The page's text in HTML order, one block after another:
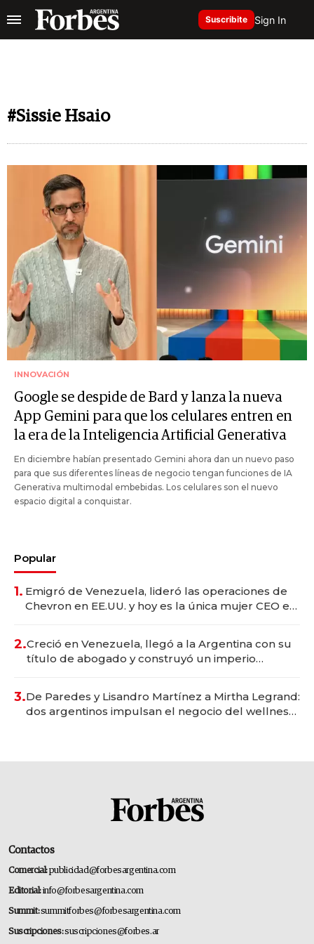
Suscribite Sign In
#Sissie Hsaio
INNOVACIÓN
Google se despide de Bard y lanza la nueva
App Gemini para que los celulares entren en
la era de la Inteligencia Artificial Generativa
En diciembre habían presentado Gemini ahora dan un nuevo paso
para que sus diferentes líneas de negocio tengan funciones de IA
Generativa multimodal embebidas. Los celulares son el nuevo
espacio digital a conquistar.
Popular
1. Emigró de Venezuela, lideró las operaciones de
Chevron en EE.UU. y hoy es la única mujer CEO en
2.Creció en Venezuela, llegó a la Argentina con su
título de abogado y construyó un imperio
3.De Paredes y Lisandro Martínez a Mirtha Legrand:
dos argentinos impulsan el negocio del wellness
Contactos
Comercial:publicidad@forbesargentina.com
Editorial:info@forbesargentina.com
Summit:summitforbes@forbesargentina.com
Suscripciones:suscripciones@forbes.ar